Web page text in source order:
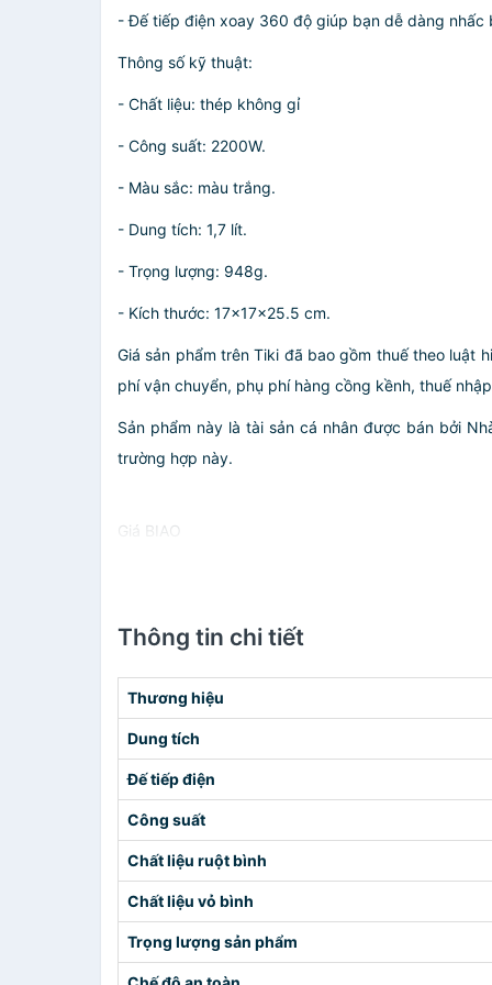
- Đế tiếp điện xoay 360 độ giúp bạn dễ dàng
Thông số kỹ thuật:
- Chất liệu: thép không gỉ
- Công suất: 2200W.
- Màu sắc: màu trắng.
- Dung tích: 1,7 lít.
- Trọng lượng: 948g.
- Kích thước: 17x17x25.5 cm.
Giá sản phẩm trên Tiki đã bao gồm thuế theo luật
phí vận chuyển, phụ phí hàng cồng kềnh, thuế
Sản phẩm này là tài sản cá nhân được bán bởi
trường hợp này.
Giá BIAO
Thông tin chi tiết
Thương hiệu
Dung tích
Đế tiếp điện
Công suất
Chất liệu ruột bình
Chất liệu vỏ bình
Trọng lượng sản phẩm